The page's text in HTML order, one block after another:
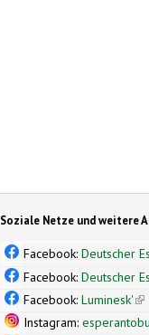
Soziale Netze und weitere
Facebook:Deutscher
Facebook:Deutscher
Facebook:Luminesk'
Instagram: